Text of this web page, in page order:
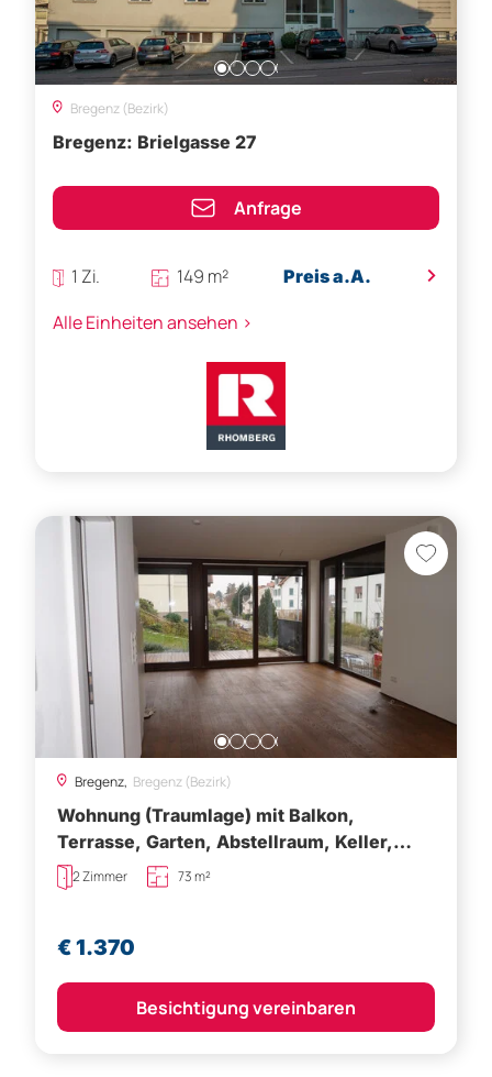
Bregenz (Bezirk)
Bregenz: Brielgasse 27
Anfrage
1 Zi. 149 m² Preis a.A. >
Alle Einheiten ansehen >
Bregenz, Bregenz (Bezirk)
Wohnung (Traumlage) mit Balkon,
Terrasse, Garten, Abstellraum, Keller,
Fahrradabstellraum
2 Zimmer 73 m²
€ 1.370
Besichtigung vereinbaren